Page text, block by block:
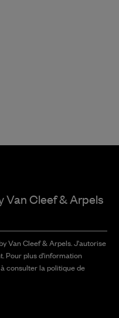
Van Cleef & Arpels
Van Cleef & Arpels. J'autorise
Pour plus d'information
consulter la politique de